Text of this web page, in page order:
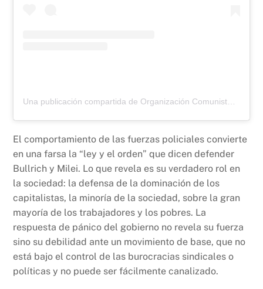
El comportamiento de las fuerzas policiales convierte
en una farsa la “ley y el orden” que dicen defender
Bullrich y Milei. Lo que revela es su verdadero rol en
la sociedad: la defensa de la dominación de los
capitalistas, la minoría de la sociedad, sobre la gran
mayoría de los trabajadores y los pobres. La
respuesta de pánico del gobierno no revela su fuerza
sino su debilidad ante un movimiento de base, que no
está bajo el control de las burocracias sindicales o
políticas y no puede ser fácilmente canalizado.